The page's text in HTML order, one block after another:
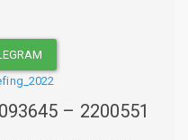
– 2200551